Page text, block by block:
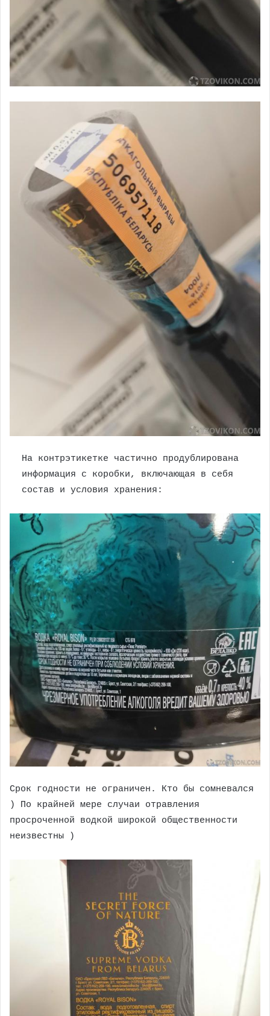
На контрэтикетке частично продублирована
информация с коробки, включающая в себя
состав и условия хранения:
Срок годности не ограничен. Кто бы сомневался
) По крайней мере случаи отравления
просроченной водкой широкой общественности
неизвестны )